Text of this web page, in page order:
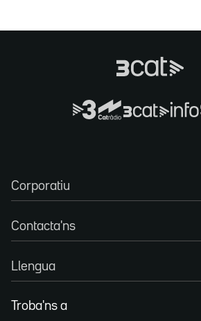
Corporatiu
Contacta'ns
Llengua
Troba'ns a